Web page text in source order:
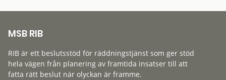
MSB RIB
RIB är ett beslutsstöd för räddningstjänst som ger stöd
hela vägen från planering av framtida insatser till att
fatta rätt beslut när olyckan är framme.